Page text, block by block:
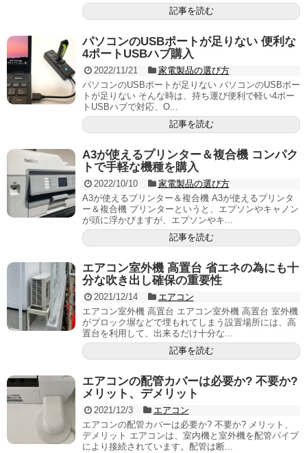
記事を読む
パソコンのUSBポートが足りない 便利な
4ポートUSBハブ購入
2022/11/21
家電製品の選び方
パソコンのUSBポートが足りない パソコンのUSBポー
トが足りない そんな時は、持ち運び便利で軽い4ポー
トUSBハブで対応、O...
記事を読む
A3が使えるプリンター＆複合機 コンパク
トで手軽な機種を購入
2022/10/10
家電製品の選び方
A3が使えるプリンター＆複合機 A3が使えるプリンタ
ー＆複合機 プリンターというと、エプソンやキャノン
が頭に浮かびますが、エプソンやキ...
記事を読む
エアコン室外機 高置台 省エネの為にも十
分な吹き出し確保の重要性
2021/12/14
エアコン
エアコン室外機 高置台 エアコン室外機 高置台 室外機
がブロック塀などで埋もれてしまう設置場所には、高
置台を利用して、出来るだけ十分な...
記事を読む
エアコンの配管カバーは必要か? 不要か?
メリット、デメリット
2021/12/3
エアコン
エアコンの配管カバーは必要か? 不要か? メリット、
デメリット エアコンは、室内機と室外機を配管パイプ
により接続されています。配管は断...